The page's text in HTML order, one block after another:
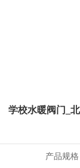
学校水暖阀门_
产品规格